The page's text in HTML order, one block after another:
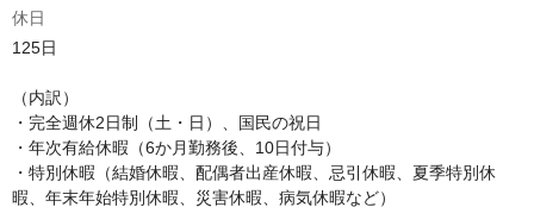
休日
125日
（内訳）
・完全週休2日制（土・日）、国民の祝日
・年次有給休暇（6か月勤務後、10日付与）
・特別休暇（結婚休暇、配偶者出産休暇、忌引休暇、夏季特別休
暇、年末年始特別休暇、災害休暇、病気休暇など）